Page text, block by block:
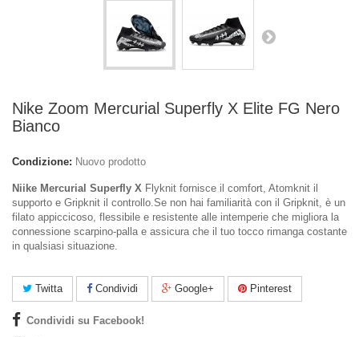
Nike Zoom Mercurial Superfly X Elite FG Nero
Bianco
Condizione: Nuovo prodotto
Niike Mercurial Superfly X Flyknit fornisce il comfort, Atomknit il
supporto e Gripknit il controllo.Se non hai familiarità con il Gripknit, è un
filato appiccicoso, flessibile e resistente alle intemperie che migliora la
connessione scarpino-palla e assicura che il tuo tocco rimanga costante
in qualsiasi situazione.
Twitta Condividi Google+ Pinterest
Condividi su Facebook!